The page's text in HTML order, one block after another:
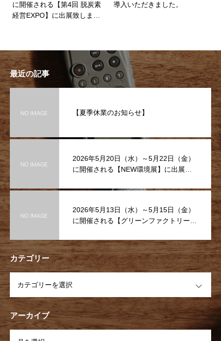
に開催される【第4回 脱炭素
経営EXPO】に出展致しま
導入いただきました。
最近の記事
【夏季休業のお知らせ】
2026年5月20日（水）～5月22日（金）
に開催される【NEW環境展】に出展致
2026年5月13日（水）～5月15日（金）
に開催される【グリーンファクトリーE
さい
カテゴリー
アーカイブ